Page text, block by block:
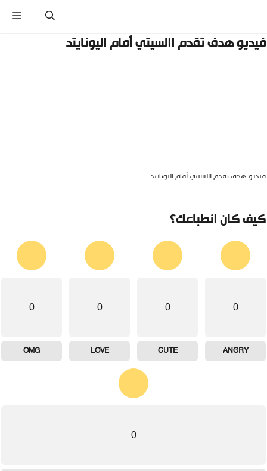
هدف تقدم االسيتي أمام اليونايتد
هدف تقدم االسيتي أمام اليونايتد
كان انطباعك؟
0
ANGRY
0
CUTE
0
LOVE
0
OMG
0